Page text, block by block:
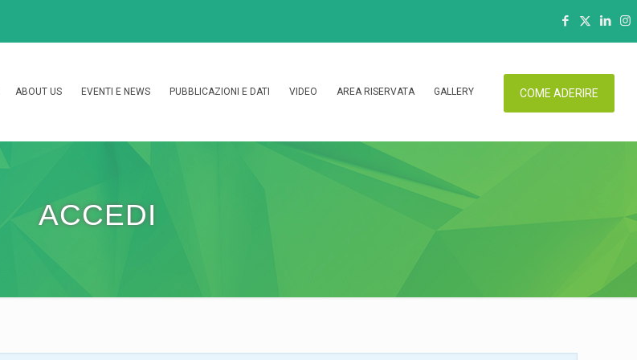
ABOUT US EVENTI E NEWS PUBBLICAZIONI E DATI VIDEO AREA RISERVATA GALLERY COME ADERIRE
ACCEDI